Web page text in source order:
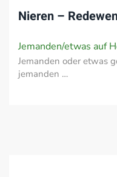
Nieren –
Jemanden/etwas auf
Jemanden oder etwas
jemanden …